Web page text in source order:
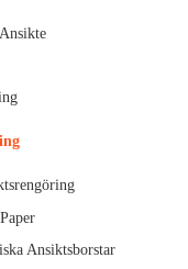
Ansiktsborstar